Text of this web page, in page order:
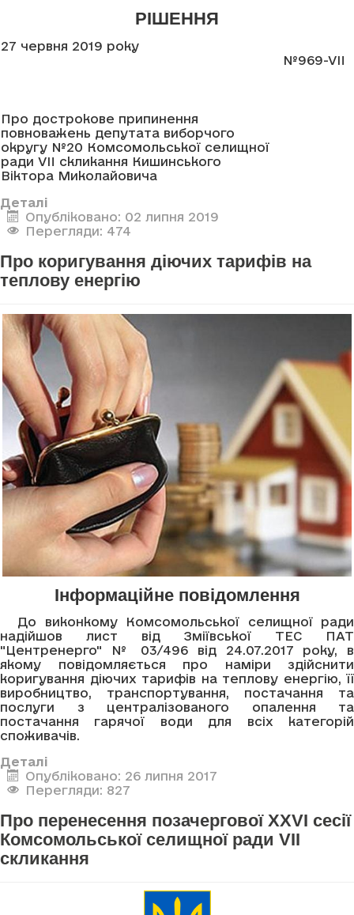
РІШЕННЯ
27 червня 2019 року
№969-VII
Про дострокове припинення
повноважень депутата виборчого
округу №20 Комсомольської селищної
ради VII скликання Кишинського
Віктора Миколайовича
Деталі
Опубліковано: 02 липня 2019
Перегляди: 474
Про коригування діючих тарифів на
теплову енергію
Інформаційне повідомлення
До виконкому Комсомольської селищної ради
надійшов лист від Зміївської ТЕС ПАТ
"Центренерго" № 03/496 від 24.07.2017 року, в
якому повідомляється про наміри здійснити
коригування діючих тарифів на теплову енергію, її
виробництво, транспортування, постачання та
послуги з централізованого опалення та
постачання гарячої води для всіх категорій
споживачів.
Деталі
Опубліковано: 26 липня 2017
Перегляди: 827
Про перенесення позачергової XXVI сесії
Комсомольської селищної ради VII
скликання